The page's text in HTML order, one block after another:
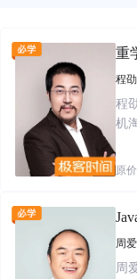
重
程
程
机
器
原价
周
技
周